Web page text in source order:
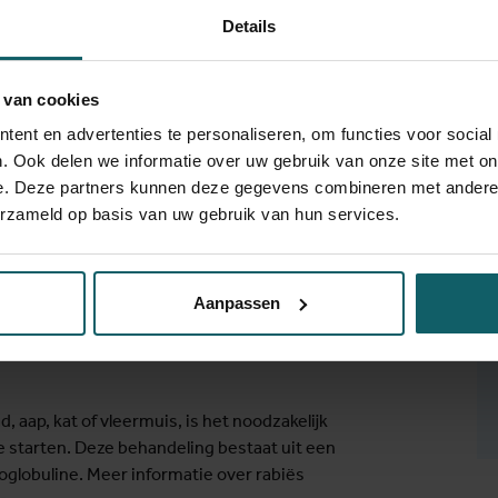
Details
cookies
en advertenties te personaliseren, om functies voor social
Ook delen we informatie over uw gebruik van onze site met
Deze partners kunnen deze gegevens combineren met
op basis van uw gebruik van hun services.
Aanpassen
contact (via
belangrijk om snel te handelen. Een
(PEP, kort voor post-expositie profylaxe)
moet binnen 72 uur na
aap, kat of vleermuis, is het noodzakelijk
starten. Deze behandeling bestaat uit een
Meer informatie over rabiës